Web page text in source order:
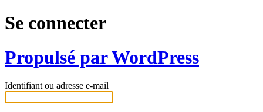
Se connecter
Propulsé par WordPress
Identifiant ou adresse e-mail